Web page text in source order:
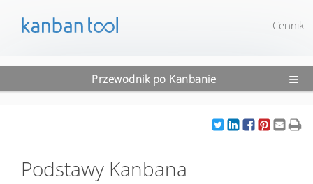
Cennik
Przewodnik po Kanbanie ≡
Podstawy Kanbana